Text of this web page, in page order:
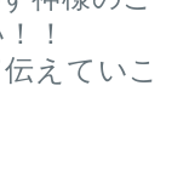
！
えていこ